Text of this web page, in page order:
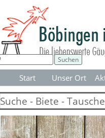
Start Unser Ort
Suchen
Suche - Biete - Tausche